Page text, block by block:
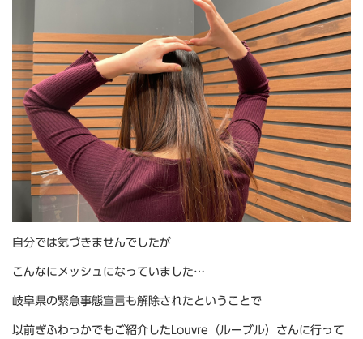
自分では気づきませんでしたが
こんなにメッシュになっていました…
岐阜県の緊急事態宣言も解除されたということで
以前ぎふわっかでもご紹介したLouvre（ルーブル）さんに行って